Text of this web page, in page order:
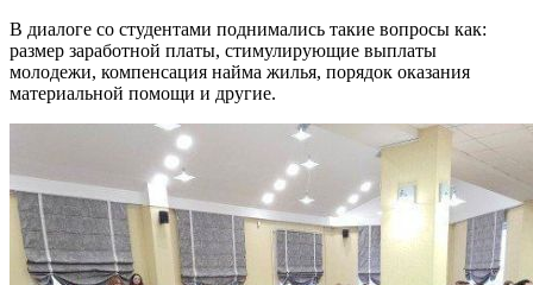
В диалоге со студентами поднимались такие вопросы как:
размер заработной платы, стимулирующие выплаты
молодежи, компенсация найма жилья, порядок оказания
материальной помощи и другие.